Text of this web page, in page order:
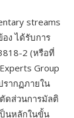
streams
ง ได้รับการ
2 (หรือที่
Group
ากฏภายใน
ดส่วนการมัลติ
นหลักในขั้น